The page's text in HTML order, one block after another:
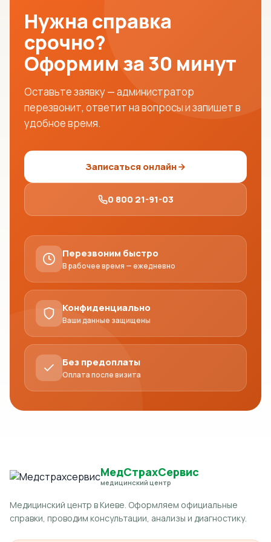
Нужна справка
срочно?
Оформим за 30 минут
Оставьте заявку — администратор
перезвонит, ответит на вопросы и запишет в
удобное время.
Записаться онлайн
0 800 21-91-03
Перезвоним быстро
В рабочее время — ежедневно
Конфиденциально
Ваши данные защищены
Без предоплаты
Оплата после визита
МедСтрахСервис
медицинский центр
Медицинский центр в Киеве. Оформляем официальные
справки, проводим консультации, анализы и диагностику.